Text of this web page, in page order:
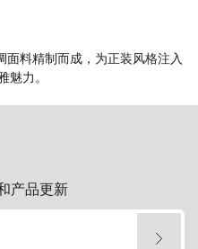
面料精制而成，为正装风格注入
魅力。
产品更新